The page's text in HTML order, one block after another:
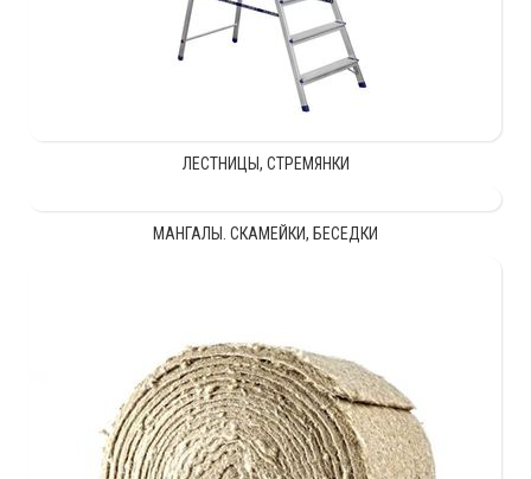
ЛЕСТНИЦЫ, СТРЕМЯНКИ
МАНГАЛЫ. СКАМЕЙКИ, БЕСЕДКИ